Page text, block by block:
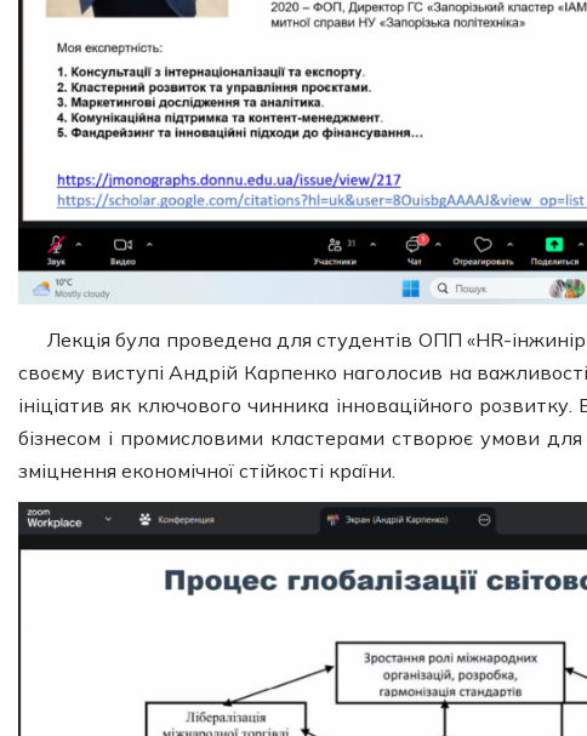
Лекція була проведена для студентів ОПП «HR-
своєму виступі Андрій Карпенко наголосив на
ініціатив як ключового чинника інноваційного
бізнесом і промисловими кластерами створює умови
зміцнення економічної стійкості країни.